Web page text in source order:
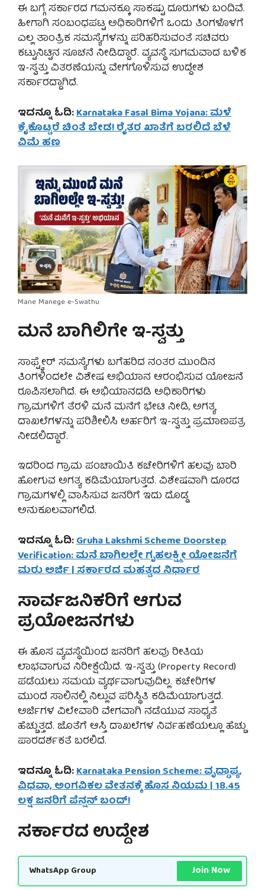
ಈ ಬಗ್ಗೆ ಸರ್ಕಾರದ ಗಮನಕ್ಕೂ ಸಾಕಷ್ಟು ದೂರುಗಳು ಬಂದಿವೆ.
ಹೀಗಾಗಿ ಸಂಬಂಧಪಟ್ಟ ಅಧಿಕಾರಿಗಳಿಗೆ ಒಂದು ತಿಂಗಳೊಳಗೆ
ಎಲ್ಲ ತಾಂತ್ರಿಕ ಸಮಸ್ಯೆಗಳನ್ನು ಪರಿಹರಿಸುವಂತೆ ಸಚಿವರು
ಕಟ್ಟುನಿಟ್ಟಿನ ಸೂಚನೆ ನೀಡಿದ್ದಾರೆ. ವ್ಯವಸ್ಥೆ ಸುಗಮವಾದ ಬಳಿಕ
ಇ-ಸ್ವತ್ತು ವಿತರಣೆಯನ್ನು ವೇಗಗೊಳಿಸುವ ಉದ್ದೇಶ
ಸರ್ಕಾರದ್ದಾಗಿದೆ.
ಇದನ್ನೂ ಓದಿ:Karnataka Fasal Bima Yojana: ಮಳೆ
ಕೈಕೊಟ್ಟರೆ ಚಿಂತೆ ಬೇಡ! ರೈತರ ಖಾತೆಗೆ ಬರಲಿದೆ ಬೆಳೆ
ವಿಮೆ ಹಣ
Mane Manege e-Swathu
ಮನೆ ಬಾಗಿಲಿಗೇ ಇ-ಸ್ವತ್ತು
ಸಾಫ್ಟ್ವೇರ್ ಸಮಸ್ಯೆಗಳು ಬಗೆಹರಿದ ನಂತರ ಮುಂದಿನ
ತಿಂಗಳಿಂದಲೇ ವಿಶೇಷ ಅಭಿಯಾನ ಆರಂಭಿಸುವ ಯೋಜನೆ
ರೂಪಿಸಲಾಗಿದೆ. ಈ ಅಭಿಯಾನದಡಿ ಅಧಿಕಾರಿಗಳು
ಗ್ರಾಮಗಳಿಗೆ ತೆರಳಿ ಮನೆ ಮನೆಗೆ ಭೇಟಿ ನೀಡಿ, ಅಗತ್ಯ
ದಾಖಲೆಗಳನ್ನು ಪರಿಶೀಲಿಸಿ ಅರ್ಹರಿಗೆ ಇ-ಸ್ವತ್ತು ಪ್ರಮಾಣಪತ್ರ
ನೀಡಲಿದ್ದಾರೆ.
ಇದರಿಂದ ಗ್ರಾಮ ಪಂಚಾಯಿತಿ ಕಚೇರಿಗಳಿಗೆ ಹಲವು ಬಾರಿ
ಹೋಗುವ ಅಗತ್ಯ ಕಡಿಮೆಯಾಗುತ್ತದೆ. ವಿಶೇಷವಾಗಿ ದೂರದ
ಗ್ರಾಮಗಳಲ್ಲಿ ವಾಸಿಸುವ ಜನರಿಗೆ ಇದು ದೊಡ್ಡ
ಅನುಕೂಲವಾಗಲಿದೆ.
ಇದನ್ನೂ ಓದಿ:Gruha Lakshmi Scheme Doorstep
Verification: ಮನೆ ಬಾಗಿಲಲ್ಲೇ ಗೃಹಲಕ್ಷ್ಮೀ ಯೋಜನೆಗೆ
ಮರು ಅರ್ಜಿ | ಸರ್ಕಾರದ ಮಹತ್ವದ ನಿರ್ಧಾರ
ಸಾರ್ವಜನಿಕರಿಗೆ ಆಗುವ
ಪ್ರಯೋಜನಗಳು
ಈ ಹೊಸ ವ್ಯವಸ್ಥೆಯಿಂದ ಜನರಿಗೆ ಹಲವು ರೀತಿಯ
ಲಾಭವಾಗುವ ನಿರೀಕ್ಷೆಯಿದೆ. ಇ-ಸ್ವತ್ತು (Property Record)
ಪಡೆಯಲು ಸಮಯ ವ್ಯರ್ಥವಾಗುವುದಿಲ್ಲ. ಕಚೇರಿಗಳ
ಮುಂದೆ ಸಾಲಿನಲ್ಲಿ ನಿಲ್ಲುವ ಪರಿಸ್ಥಿತಿ ಕಡಿಮೆಯಾಗುತ್ತದೆ.
ಅರ್ಜಿಗಳ ವಿಲೇವಾರಿ ವೇಗವಾಗಿ ನಡೆಯುವ ಸಾಧ್ಯತೆ
ಹೆಚ್ಚುತ್ತದೆ. ಜೊತೆಗೆ ಆಸ್ತಿ ದಾಖಲೆಗಳ ನಿರ್ವಹಣೆಯಲ್ಲೂ ಹೆಚ್ಚು
ಪಾರದರ್ಶಕತೆ ಬರಲಿದೆ.
ಇದನ್ನೂ ಓದಿ:Karnataka Pension Scheme: ವೃದ್ಧಾಪ್ಯ,
ವಿಧವಾ, ಅಂಗವಿಕಲ ವೇತನಕ್ಕೆ ಹೊಸ ನಿಯಮ | 18.45
ಲಕ್ಷ ಜನರಿಗೆ ಪೆನ್ಷನ್ ಬಂದ್!
ಸರ್ಕಾರದ ಉದ್ದೇಶ
WhatsApp Group Join Now